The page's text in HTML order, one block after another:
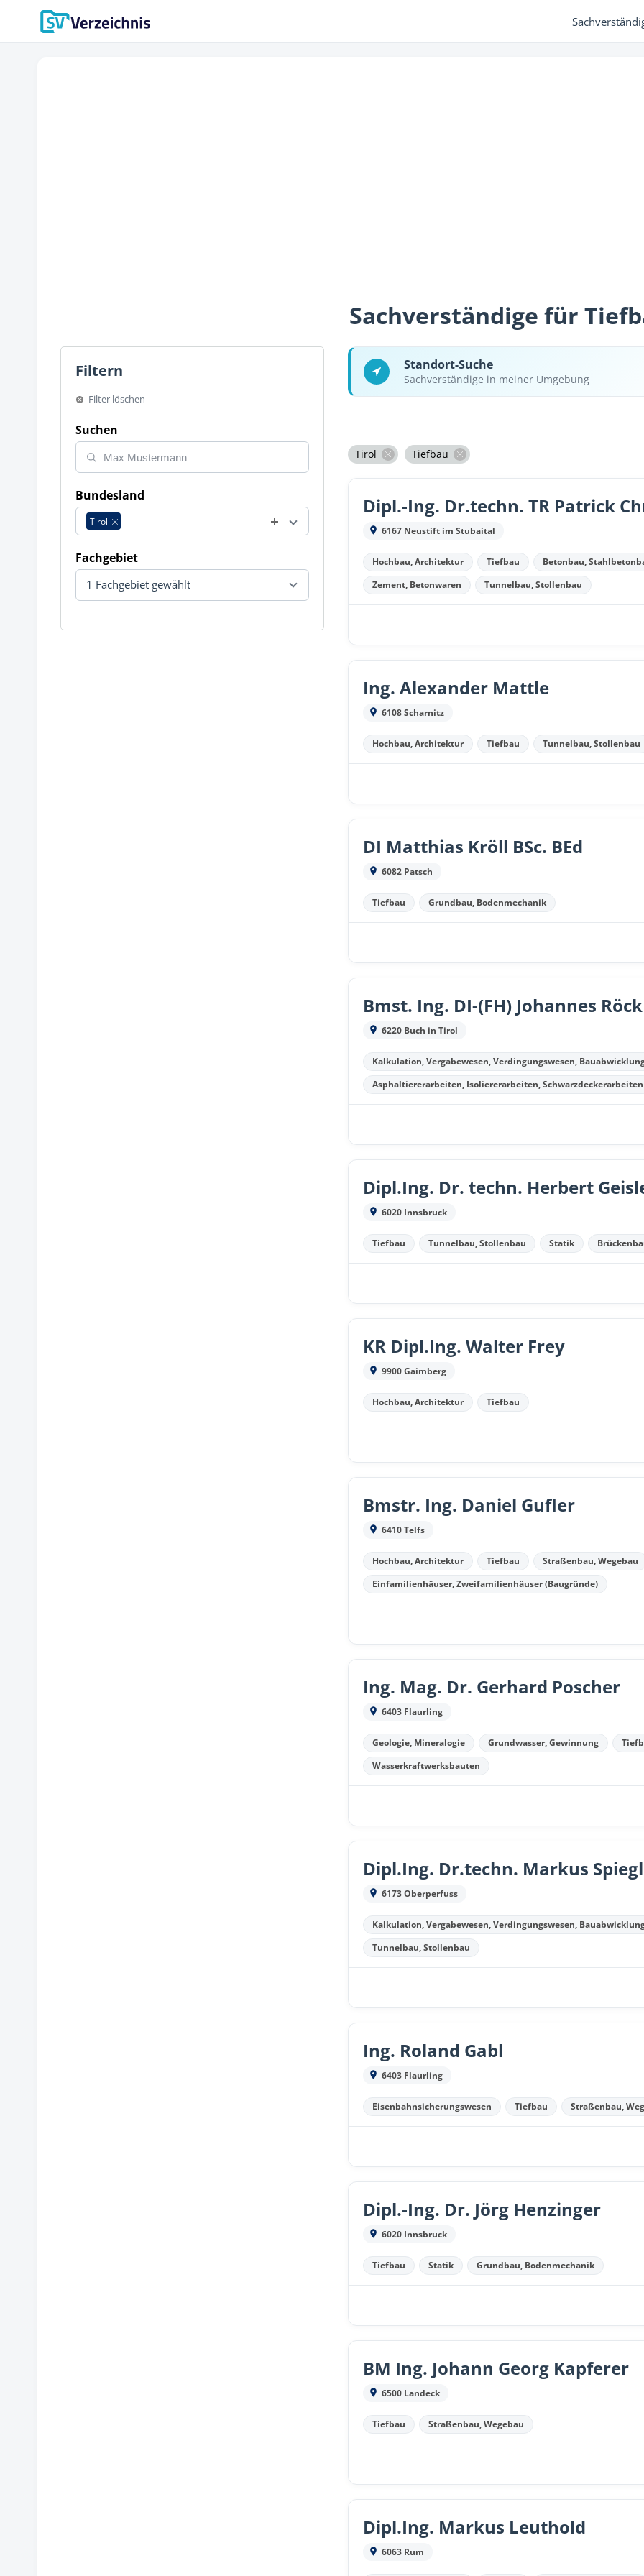
Sachverständige für
Filtern
Filter löschen
Suchen
Bundesland
Tirol
Fachgebiet
1 Fachgebiet gewählt
Standort-Suche
Sachverständige in meiner Umgebung
Tirol Tiefbau
6167 Neustift im Stubaital
Hochbau, Architektur Tiefbau
Betonbau,
Zement, Betonwaren
Tunnelbau, Stollenbau
Ing. Alexander Mattle
6108 Scharnitz
Hochbau, Architektur Tiefbau Tunnelbau, Stollenbau
DI Matthias Kröll BSc. BEd
6082 Patsch
Tiefbau Grundbau, Bodenmechanik
Bmst. Ing. DI-(FH) Johannes
6220 Buch in Tirol
Kalkulation, Vergabewesen, Verdingungswesen,
Asphaltiererarbeiten, Isoliererarbeiten, Schwarzdeckerarbeiten
Dipl.Ing. Dr. techn. Herbert
6020 Innsbruck
Tiefbau Tunnelbau, Stollenbau Statik
KR Dipl.Ing. Walter Frey
9900 Gaimberg
Hochbau, Architektur Tiefbau
Bmstr. Ing. Daniel Gufler
6410 Telfs
Hochbau, Architektur Tiefbau
Straßenbau, Wegebau
Einfamilienhäuser, Zweifamilienhäuser (Baugründe)
Ing. Mag. Dr. Gerhard Poscher
6403 Flaurling
Geologie, Mineralogie Grundwasser, Gewinnung
Wasserkraftwerksbauten
Dipl.Ing. Dr.techn. Markus Spiegl
6173 Oberperfuss
Kalkulation, Vergabewesen, Verdingungswesen,
Tunnelbau, Stollenbau
Ing. Roland Gabl
6403 Flaurling
Eisenbahnsicherungswesen Tiefbau Straßenbau,
Dipl.-Ing. Dr. Jörg Henzinger
6020 Innsbruck
Tiefbau Statik Grundbau, Bodenmechanik
BM Ing. Johann Georg Kapferer
6500 Landeck
Tiefbau Straßenbau, Wegebau
Dipl.Ing. Markus Leuthold
6063 Rum